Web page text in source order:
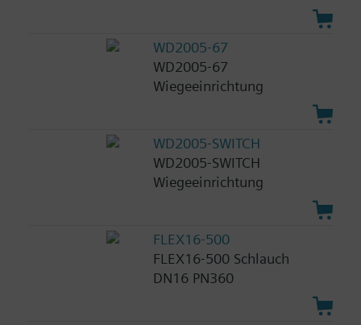
WD2005-67
WD2005-67
Wiegeeinrichtung
WD2005-SWITCH
WD2005-SWITCH
Wiegeeinrichtung
FLEX16-500
FLEX16-500 Schlauch
DN16 PN360